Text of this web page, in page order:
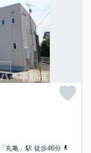
丸亀」駅 徒歩46分